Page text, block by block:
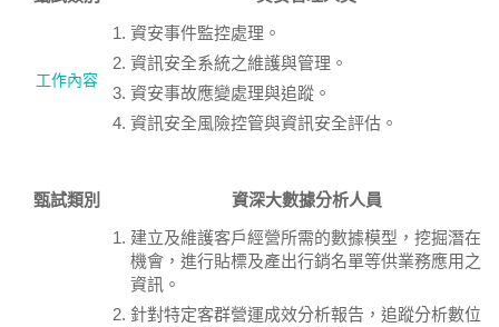
工作內容
資安事件監控處理。
資訊安全系統之維護與管理。
資安事故應變處理與追蹤。
資訊安全風險控管與資訊安全評估。
甄試類別 資深大數據分析人員
建立及維護客戶經營所需的數據模型，挖掘潛在
機會，進行貼標及產出行銷名單等供業務應用之
資訊。
針對特定客群營運成效分析報告，追蹤分析數位